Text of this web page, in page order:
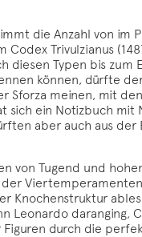
die Anzahl von
Trivulzianus
Typen bis zum
können, dürfte
meinen, mit
ein Notizbuch
aber auch aus
Tugend und
Knochenstruktur
daranging,
durch die